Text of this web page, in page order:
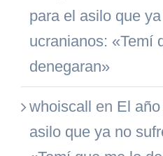
para el asilo que
ucranianos: «Temí
denegaran»
whoiscall en El
asilo que ya no